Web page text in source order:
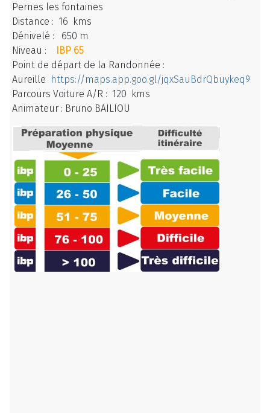
Pernes les fontaines
Distance : 16 kms
Dénivelé : 650 m
Niveau : IBP 65
Point de départ de la Randonnée :
Aureille https://maps.app.goo.gl/jqxSauBdrQbuykeq9
Parcours Voiture A/R : 120 kms
Animateur : Bruno BAILIOU